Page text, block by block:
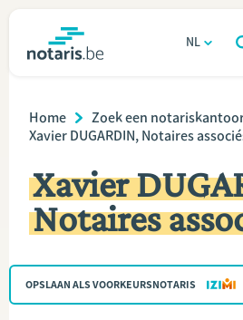
inhoud
NL
Wonen
Relatie & samenleven
Erven & schenken
Ondernemen
VIND EEN
Breadcrumb
Home
Zoek een
Xavier DUGARDIN, Notaires
Xavier
Notaires
OPSLAAN ALS VOORKEURSNOTARIS